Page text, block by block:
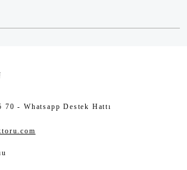
70 - Whatsapp Destek Hattı